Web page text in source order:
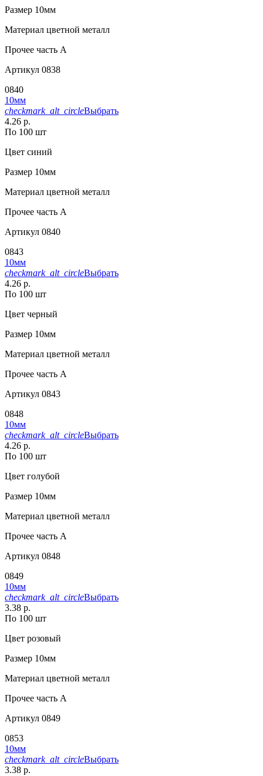
Размер 10мм
Материал цветной металл
Прочее часть A
Артикул 0838
0840
10мм
checkmark_alt_circleВыбрать
4.26 р.
По 100 шт
Цвет синий
Размер 10мм
Материал цветной металл
Прочее часть A
Артикул 0840
0843
10мм
checkmark_alt_circleВыбрать
4.26 р.
По 100 шт
Цвет черный
Размер 10мм
Материал цветной металл
Прочее часть A
Артикул 0843
0848
10мм
checkmark_alt_circleВыбрать
4.26 р.
По 100 шт
Цвет голубой
Размер 10мм
Материал цветной металл
Прочее часть A
Артикул 0848
0849
10мм
checkmark_alt_circleВыбрать
3.38 р.
По 100 шт
Цвет розовый
Размер 10мм
Материал цветной металл
Прочее часть A
Артикул 0849
0853
10мм
checkmark_alt_circleВыбрать
3.38 р.